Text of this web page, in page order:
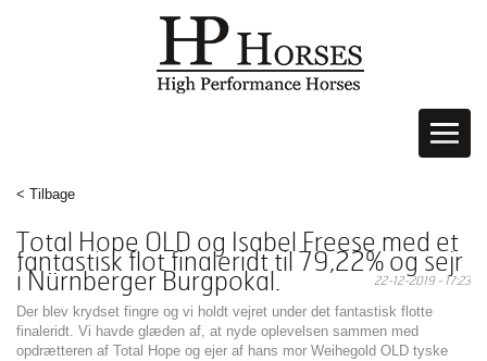
< Tilbage
Total Hope OLD og Isabel Freese med et
fantastisk flot finaleridt til 79,22% og sejr
i Nürnberger Burgpokal. 22-12-2019 - 17:23
Der blev krydset fingre og vi holdt vejret under det fantastisk flotte
finaleridt. Vi havde glæden af, at nyde oplevelsen sammen med
opdrætteren af Total Hope og ejer af hans mor Weihegold OLD tyske